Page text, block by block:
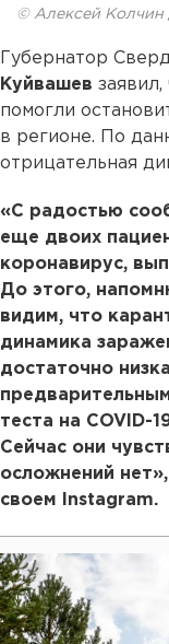
© Алексей Колчин
Губернатор
Куйвашев
помогли
в регионе. По
отрицательная
«С радостью
еще двоих
коронавирус,
До этого,
видим, что
динамика
достаточно
теста на COVID-
Сейчас они
осложнений
своем Instagram.